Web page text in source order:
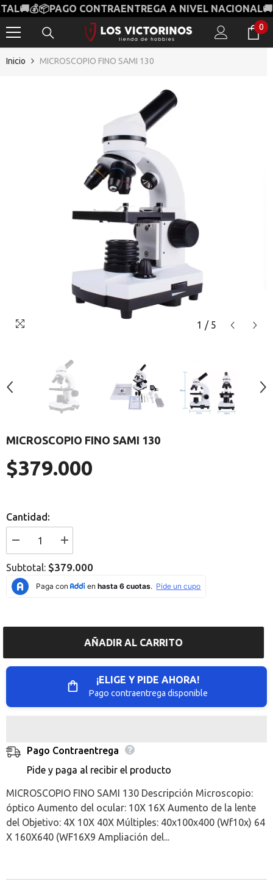
SALTAR AL CONTENIDOCONTRAENTREGA A NIVEL NACIONAL🚚📦💰
00
Inicio MICROSCOPIO FINO SAMI 130
1 / 5
MICROSCOPIO FINO SAMI 130
Precio
regular
$379.000
Cantidad:
Error:
Missing
interpolation
value
&quot;producto&quot;
cantidad
I18n
Error:
Missing
interpolation
value
&quot;producto&quot;
cantidad
Subtotal: $379.000
AÑADIR AL CARRITO
¡ELIGE Y PIDE AHORA!
Pago contraentrega disponible
Pago Contraentrega
Pide y paga al recibir el producto
MICROSCOPIO FINO SAMI 130 Descripción Microscopio:
óptico Aumento del ocular: 10X 16X Aumento de la lente
del Objetivo: 4X 10X 40X Múltiples: 40x100x400 (Wf10x) 64
X 160X640 (WF16X9 Ampliación del...